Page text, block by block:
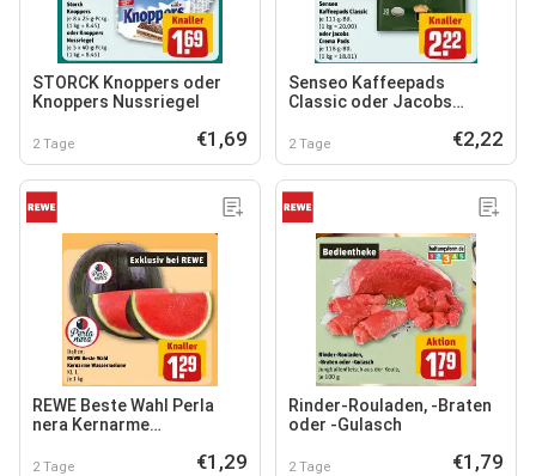
STORCK Knoppers oder
Knoppers Nussriegel
2 Tage €1,69
Senseo Kaffeepads
Classic oder Jacobs
2 Tage €2,22
REWE Beste Wahl Perla
nera Kernarme
2 Tage €1,29
Rinder-Rouladen, -Braten
oder -Gulasch
2 Tage €1,79